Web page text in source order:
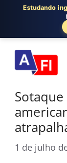
para
conteúdo
1 de julho
Estudando